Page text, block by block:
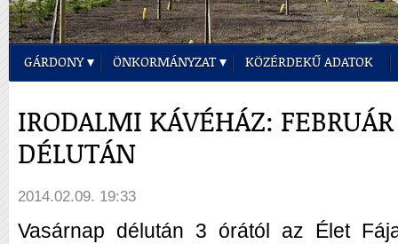
GÁRDONY ÖNKORMÁNYZAT KÖZÉRDEKŰ ADATOK
IRODALMI KÁVÉHÁZ:
DÉLUTÁN
2014.02.09. 19:33
Vasárnap délután 3 órától az Élet